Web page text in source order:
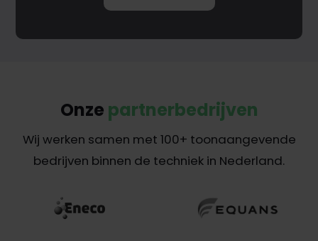
Onze partnerbedrijven
Wij werken samen met 100+ toonaangevende
bedrijven binnen de techniek in Nederland.